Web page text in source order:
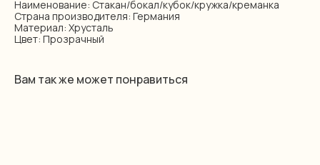
Наименование: Стакан/бокал/кубок/кружка/креманка
Страна производителя: Германия
Материал: Хрусталь
Цвет: Прозрачный
Вам так же может понравиться